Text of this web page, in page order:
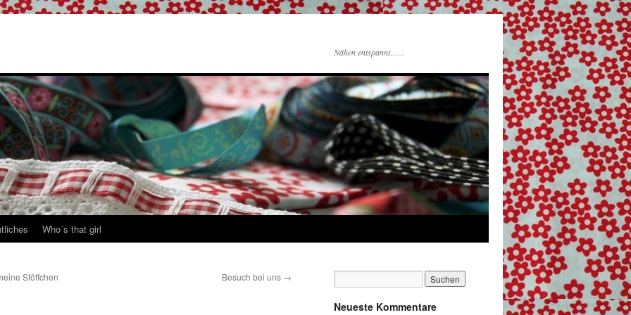
Nähen entspannt……
Who´s that girl
Stöffchen Besuch bei uns →
Neueste Kommentare